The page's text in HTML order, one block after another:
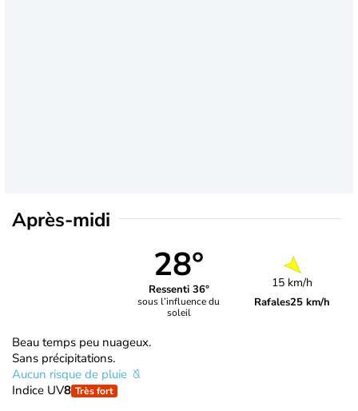
Après-midi
28°
Ressenti 36°
sous l’influence du
soleil
15 km/h
Rafales25 km/h
Beau temps peu nuageux.
Sans précipitations.
Aucun risque de pluie
Indice UV8 Très fort